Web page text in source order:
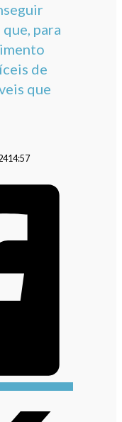
para
de
que
14:57